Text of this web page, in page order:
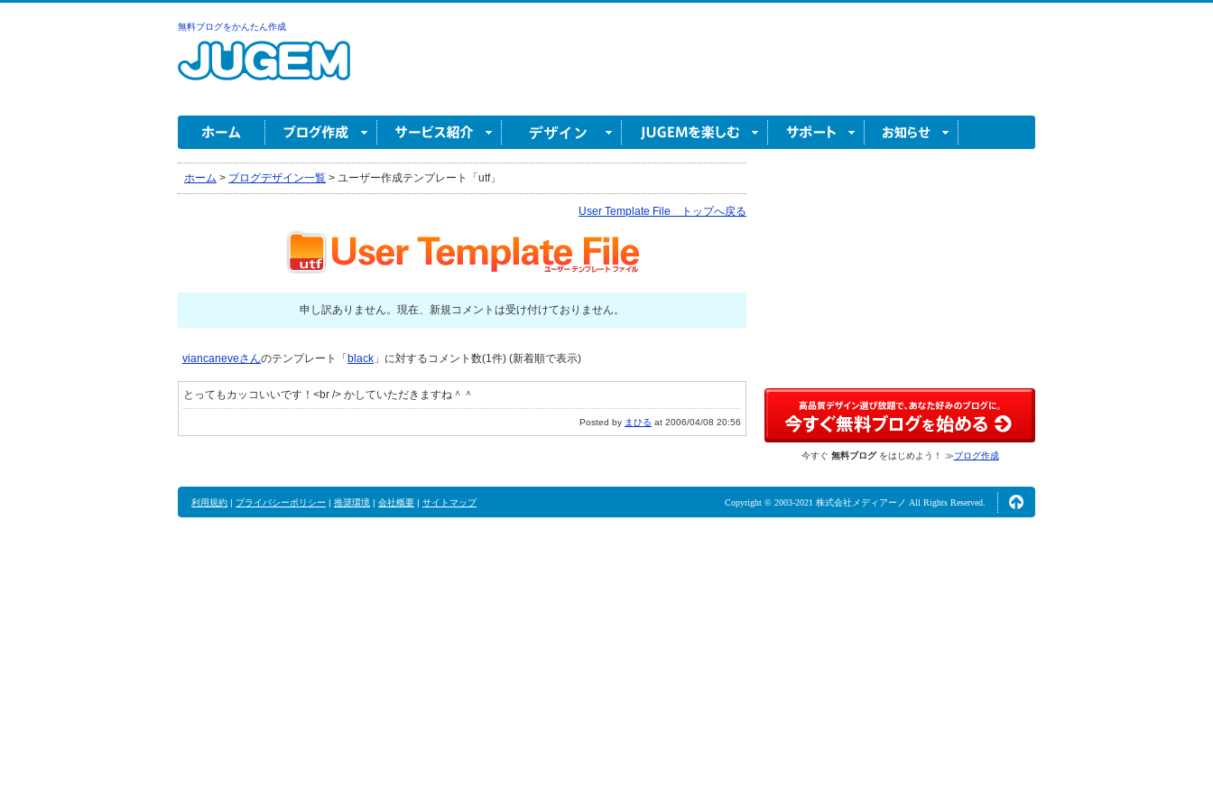
無料ブログをかんたん作成
ホーム > ブログデザイン一覧 > ユーザー作成テンプレート「utf」
User Template File トップへ戻る
申し訳ありません。現在、新規コメントは受け付けておりません。
viancaneveさんのテンプレート「 black 」に対するコメント数(1件) (新着順で表示)
とってもカッコいいです！<br /> かしていただきますね＾＾
Posted by まひる at 2006/04/08 20:56
今すぐ 無料ブログをはじめよう！ ≫ブログ作成
利用規約 | プライバシーポリシー | 推奨環境 | 会社概要 | サイトマップ Copyright © 2003-2021 株式会社メディアーノ All Rights Reserved.